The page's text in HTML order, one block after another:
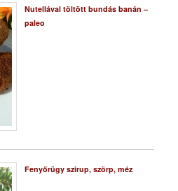
Nutellával töltött bundás banán –
paleo
Fenyőrügy szirup, szörp, méz